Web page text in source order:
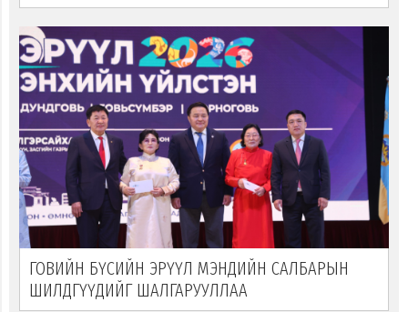
ГОВИЙН БҮСИЙН ЭРҮҮЛ МЭНДИЙН САЛБАРЫН
ШИЛДГҮҮДИЙГ ШАЛГАРУУЛЛАА